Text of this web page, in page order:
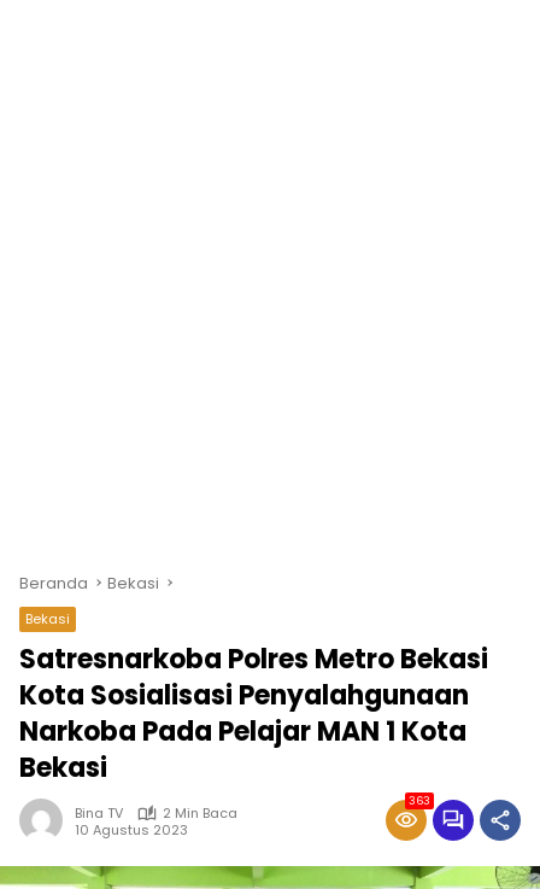
Beranda Bekasi
Bekasi
Satresnarkoba Polres Metro Bekasi
Kota Sosialisasi Penyalahgunaan
Narkoba Pada Pelajar MAN 1 Kota
Bekasi
Bina TV
2 Min Baca
10 Agustus 2023
363